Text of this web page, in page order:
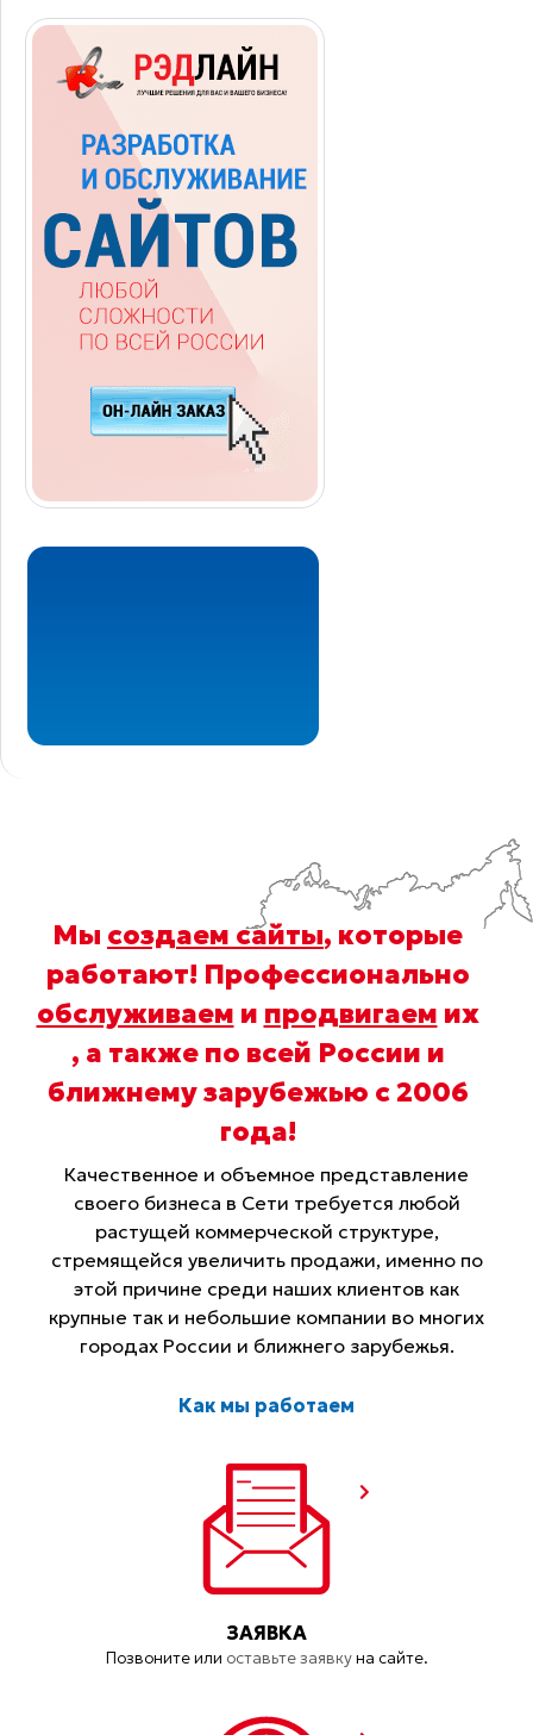
Мы создаем сайты, которые
работают! Профессионально
обслуживаем и продвигаем их
, а также по всей России и
ближнему зарубежью с 2006
года!
Качественное и объемное представление
своего бизнеса в Сети требуется любой
растущей коммерческой структуре,
стремящейся увеличить продажи, именно по
этой причине среди наших клиентов как
крупные так и небольшие компании во многих
городах России и ближнего зарубежья.
Как мы работаем
ЗАЯВКА
Позвоните или оставьте заявкуна сайте.